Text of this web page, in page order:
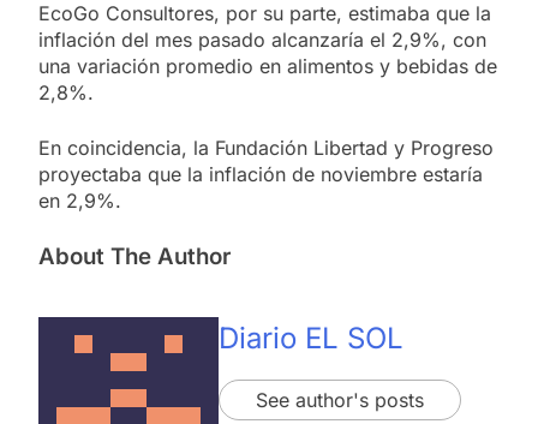
EcoGo Consultores, por su parte, estimaba que la
inflación del mes pasado alcanzaría el 2,9%, con
una variación promedio en alimentos y bebidas de
2,8%.
En coincidencia, la Fundación Libertad y Progreso
proyectaba que la inflación de noviembre estaría
en 2,9%.
About The Author
Diario EL SOL
See author's posts